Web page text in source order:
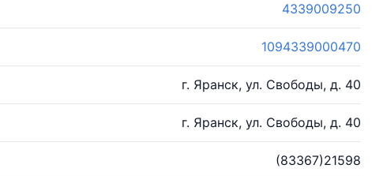
4339009250
1094339000470
г. Яранск, ул. Свободы, д. 40
г. Яранск, ул. Свободы, д. 40
(83367)21598